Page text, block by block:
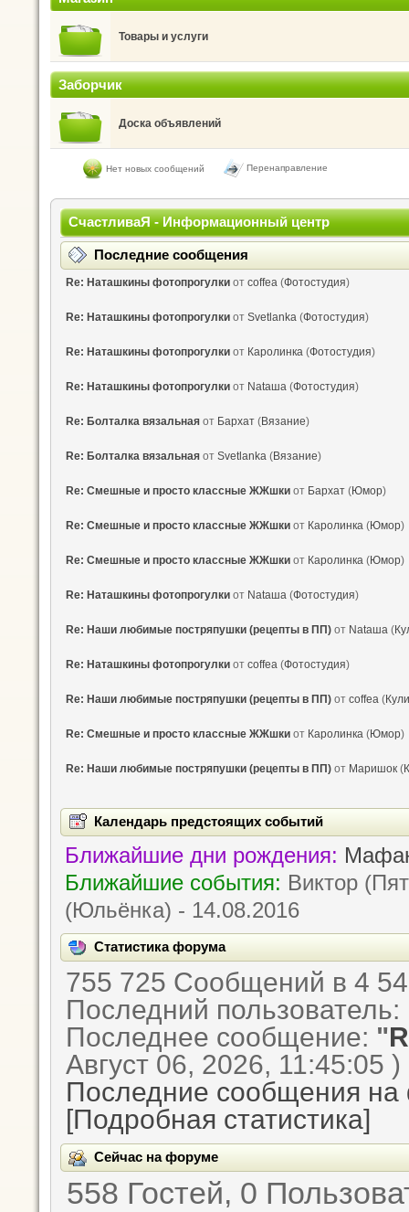
Товары и услуги
Заборчик
Доска объявлений
Нет новых сообщений Перенаправление
СчастливаЯ - Информационный центр
Последние сообщения
Re: Наташкины фотопрогулки от coffea (Фотостудия)
Re: Наташкины фотопрогулки от Svetlanka (Фотостудия)
Re: Наташкины фотопрогулки от Каролинка (Фотостудия)
Re: Наташкины фотопрогулки от Nataшa (Фотостудия)
Re: Болталка вязальная от Бархат (Вязание)
Re: Болталка вязальная от Svetlanka (Вязание)
Re: Смешные и просто классные ЖЖшки от Бархат (Юмор)
Re: Смешные и просто классные ЖЖшки от Каролинка (Юмор)
Re: Смешные и просто классные ЖЖшки от Каролинка (Юмор)
Re: Наташкины фотопрогулки от Nataшa (Фотостудия)
Re: Наши любимые постряпушки (рецепты в ПП) от Nataшa (
Re: Наташкины фотопрогулки от coffea (Фотостудия)
Re: Наши любимые постряпушки (рецепты в ПП) от coffea (
Re: Смешные и просто классные ЖЖшки от Каролинка (Юмор)
Re: Наши любимые постряпушки (рецепты в ПП) от Маришок (
Календарь предстоящих событий
Ближайшие дни рождения:
Ближайшие события: Виктор
(Юльёнка) - 14.08.2016
Статистика форума
755 725 Сообщений в 4
Последний пользователь:
Последнее сообщение: "
Август 06, 2026, 11:45:05 )
Последние сообщения
[Подробная статистика]
Сейчас на форуме
558 Гостей, 0